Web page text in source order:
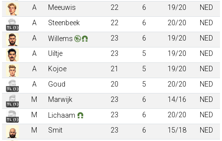
A
Meeuwis 22 6 19/20 NED
TL (1)
A Steenbeek 22 6 20/20
NED
A
Willems 23 6 19/20
NED
A
Uiltje 23 5 19/20
NED
A
Kojoe 21 5 19/20 NED
TL (1)
A Goud 20 5 20/20 NED
TL (1)
M Marwijk 23 6 14/16 NED
TL (1)
M Lichaam 23 6 20/20
NED
M
Smit 23 6 15/18
NED